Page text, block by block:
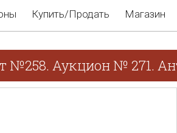
Купить/Продать Магазин
№258. Аукцион № 271.